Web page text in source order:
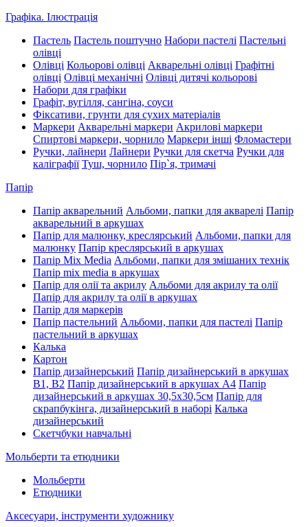
Графіка. Ілюстрація
Пастель Пастель поштучно Набори пастелі Пастельні
олівці
Олівці Кольорові олівці Акварельні олівці Графітні
олівці Олівці механічні Олівці дитячі кольорові
Набори для графіки
Графіт, вугілля, сангіна, соуси
Фіксативи, грунти для сухих матеріалів
Маркери Акварельні маркери Акрилові маркери
Спиртові маркери, чорнило Маркери інші Фломастери
Ручки, лайнери Лайнери Ручки для скетча Ручки для
каліграфії Туш, чорнило Пір`я, тримачі
Папір
Папір акварельний Альбоми, папки для акварелі Папір
акварельний в аркушах
Папір для малюнку, креслярський Альбоми, папки для
малюнку Папір креслярський в аркушах
Папір Mix Media Альбоми, папки для змішаних технік
Папір mix media в аркушах
Папір для олії та акрилу Альбоми для акрилу та олії
Папір для акрилу та олії в аркушах
Папір для маркерів
Папір пастельний Альбоми, папки для пастелі Папір
пастельний в аркушах
Калька
Картон
Папір дизайнерський Папір дизайнерський в аркушах
В1, В2 Папір дизайнерський в аркушах А4 Папір
дизайнерський в аркушах 30,5х30,5см Папір для
скрапбукінга, дизайнерський в наборі Калька
дизайнерський
Скетчбуки навчальні
Мольберти та етюдники
Мольберти
Етюдники
Аксесуари, інструменти художнику